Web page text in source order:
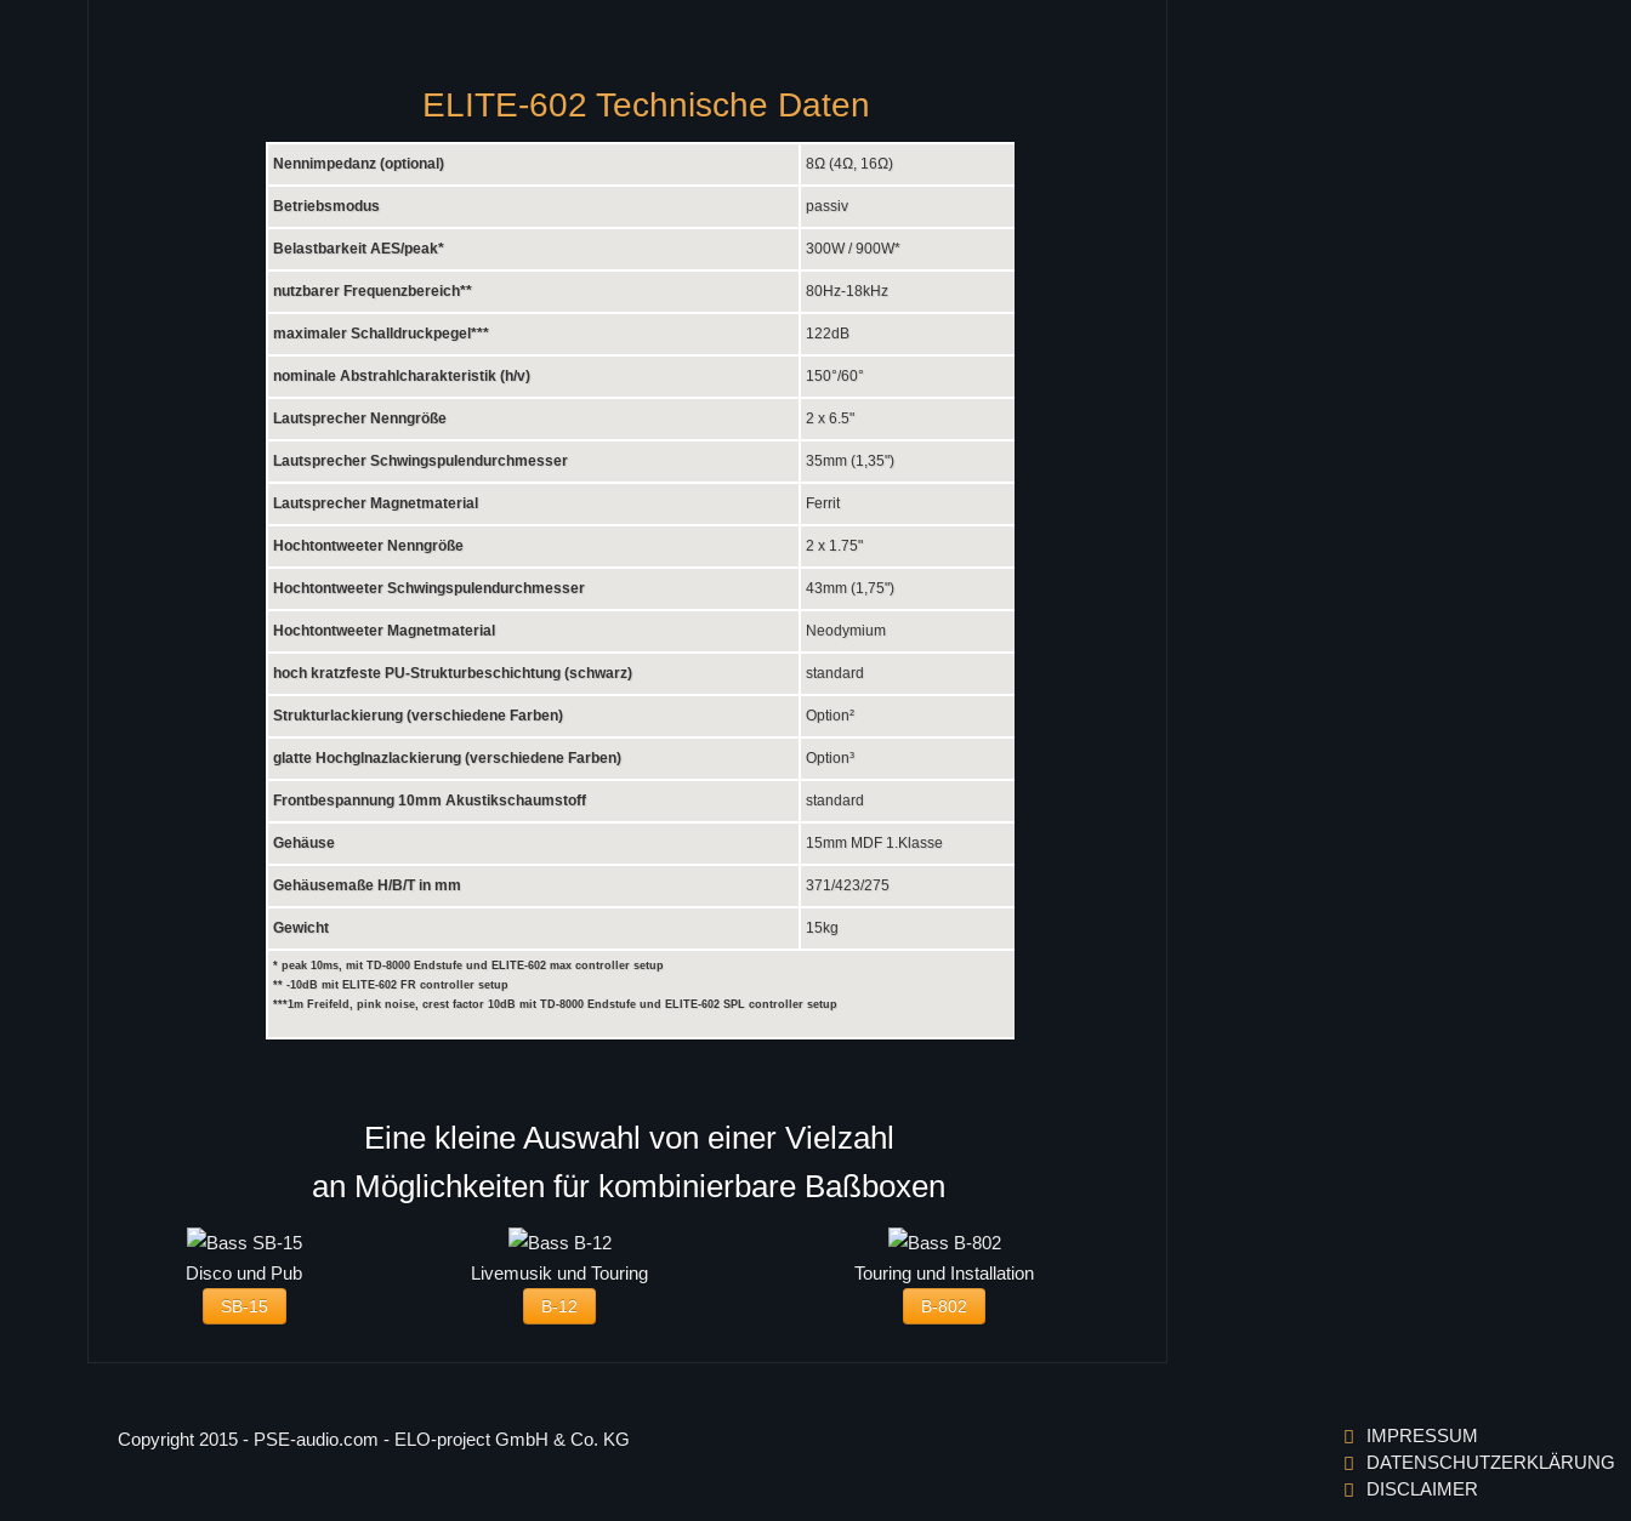
ELITE-602 Technische Daten
Nennimpedanz (optional) 8Ω (4Ω, 16Ω)
Betriebsmodus passiv
Belastbarkeit AES/peak* 300W / 900W*
nutzbarer Frequenzbereich** 80Hz-18kHz
maximaler Schalldruckpegel*** 122dB
nominale Abstrahlcharakteristik (h/v) 150°/60°
Lautsprecher Nenngröße 2 x 6.5"
Lautsprecher Schwingspulendurchmesser 35mm (1,35")
Lautsprecher Magnetmaterial Ferrit
Hochtontweeter Nenngröße 2 x 1.75"
Hochtontweeter Schwingspulendurchmesser 43mm (1,75")
Hochtontweeter Magnetmaterial Neodymium
hoch kratzfeste PU-Strukturbeschichtung (schwarz) standard
Strukturlackierung (verschiedene Farben) Option²
glatte Hochglnazlackierung (verschiedene Farben) Option³
Frontbespannung 10mm Akustikschaumstoff standard
Gehäuse 15mm MDF 1.Klasse
Gehäusemaße H/B/T in mm 371/423/275
Gewicht 15kg
* peak 10ms, mit TD-8000 Endstufe und ELITE-602 max controller setup
** -10dB mit ELITE-602 FR controller setup
***1m Freifeld, pink noise, crest factor 10dB mit TD-8000 Endstufe und ELITE-602 SPL controller setup
Eine kleine Auswahl von einer Vielzahl
an Möglichkeiten für kombinierbare Baßboxen
Disco und Pub
SB-15
Livemusik und Touring
B-12
Touring und Installation
B-802
Copyright 2015 - PSE-audio.com - ELO-project GmbH & Co. KG
IMPRESSUM
DATENSCHUTZERKLÄRUNG
DISCLAIMER